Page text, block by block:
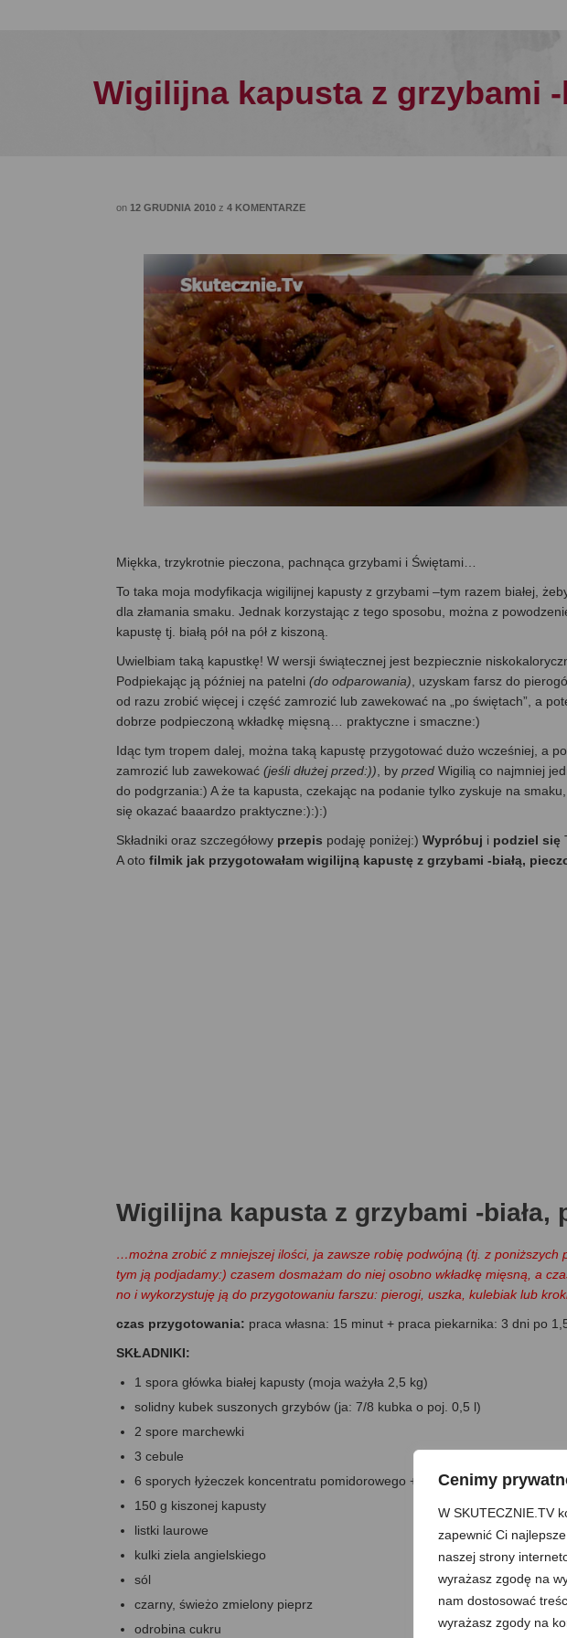
Cenimy
W SKUTECZNIE.TV
zapewnić Ci
naszej strony
wyrażasz zgodę na
nam dostosować
wyrażasz zgody na
Wigilijna kapusta z grzybami
on 12 GRUDNIA 2010 z 4 KOMENTARZE
Miękka, trzykrotnie pieczona, pachnąca grzybami i Świętami…
To taka moja modyfikacja wigilijnej kapusty z grzybami –tym razem białej,
dla złamania smaku. Jednak korzystając z tego sposobu, można z
kapustę tj. białą pół na pół z kiszoną.
Uwielbiam taką kapustkę! W wersji świątecznej jest bezpiecznie
Podpiekając ją później na patelni (do odparowania) , uzyskam farsz do
od razu zrobić więcej i część zamrozić lub zawekować na „po świętach”, a
dobrze podpieczoną wkładkę mięsną… praktyczne i smaczne:)
Idąc tym tropem dalej, można taką kapustę przygotować dużo wcześniej, a
zamrozić lub zawekować (jeśli dłużej przed:)) , by przed Wigilią co najmniej
do podgrzania:) A że ta kapusta, czekając na podanie tylko zyskuje na
się okazać baaardzo praktyczne:):):)
Składniki oraz szczegółowy przepis podaję poniżej:) Wypróbuj i podziel się
A oto filmik jak przygotowałam wigilijną kapustę z grzybami -białą,
Wigilijna kapusta z grzybami -biała,
…można zrobić z mniejszej ilości, ja zawsze robię podwójną (tj. z poniższych
tym ją podjadamy:) czasem dosmażam do niej osobno wkładkę mięsną, a
no i wykorzystuję ją do przygotowaniu farszu: pierogi, uszka, kulebiak lub
czas przygotowania: praca własna: 15 minut + praca piekarnika: 3 dni po
SKŁADNIKI:
1 spora główka białej kapusty (moja ważyła 2,5 kg)
solidny kubek suszonych grzybów (ja: 7/8 kubka o poj. 0,5 l)
2 spore marchewki
3 cebule
6 sporych łyżeczek koncentratu pomidorowego + woda do rozcieńczenia
150 g kiszonej kapusty
listki laurowe
kulki ziela angielskiego
sól
czarny, świeżo zmielony pieprz
odrobina cukru